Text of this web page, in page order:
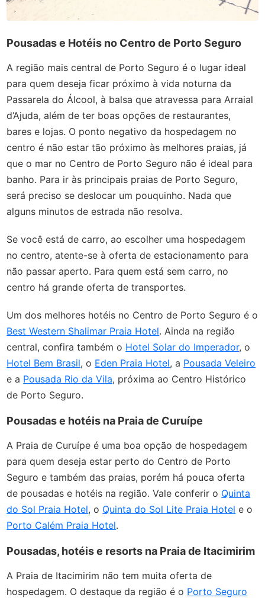
Pousadas e Hotéis no Centro de Porto Seguro
A região mais central de Porto Seguro é o lugar ideal
para quem deseja ficar próximo à vida noturna da
Passarela do Álcool, à balsa que atravessa para Arraial
d’Ajuda, além de ter boas opções de restaurantes,
bares e lojas. O ponto negativo da hospedagem no
centro é não estar tão próximo às melhores praias, já
que o mar no Centro de Porto Seguro não é ideal para
banho. Para ir às principais praias de Porto Seguro,
será preciso se deslocar um pouquinho. Nada que
alguns minutos de estrada não resolva.
Se você está de carro, ao escolher uma hospedagem
no centro, atente-se à oferta de estacionamento para
não passar aperto. Para quem está sem carro, no
centro há grande oferta de transportes.
Um dos melhores hotéis no Centro de Porto Seguro é o
Best Western Shalimar Praia Hotel. Ainda na região
central, confira também o Hotel Solar do Imperador, o
Hotel Bem Brasil, o Eden Praia Hotel, a Pousada Veleiro
e a Pousada Rio da Vila, próxima ao Centro Histórico
de Porto Seguro.
Pousadas e hotéis na Praia de Curuípe
A Praia de Curuípe é uma boa opção de hospedagem
para quem deseja estar perto do Centro de Porto
Seguro e também das praias, porém há pouca oferta
de pousadas e hotéis na região. Vale conferir o Quinta
do Sol Praia Hotel, o Quinta do Sol Lite Praia Hotel e o
Porto Calém Praia Hotel.
Pousadas, hotéis e resorts na Praia de Itacimirim
A Praia de Itacimirim não tem muita oferta de
hospedagem. O destaque da região é o Porto Seguro